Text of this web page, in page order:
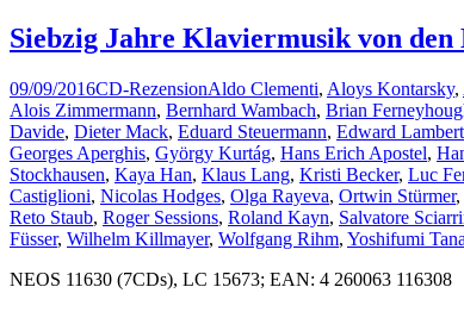
Siebzig Jahre Klaviermusik von
09/09/2016CD-RezensionAldo Clementi, Aloys Kontarsky,
Alois Zimmermann, Bernhard Wambach, Brian
Davide, Dieter Mack, Eduard Steuermann, Edward Lambert
Georges Aperghis, György Kurtág, Hans Erich Apostel,
Stockhausen, Kaya Han, Klaus Lang, Kristi Becker, Luc
Castiglioni, Nicolas Hodges, Olga Rayeva, Ortwin Stürmer,
Reto Staub, Roger Sessions, Roland Kayn, Salvatore
Füsser, Wilhelm Killmayer, Wolfgang Rihm, Yoshifumi
NEOS 11630 (7CDs), LC 15673; EAN: 4 260063 116308